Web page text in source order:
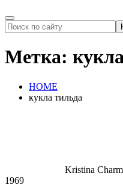
Метка:
HOME
кукла тильда
Kristina
1969